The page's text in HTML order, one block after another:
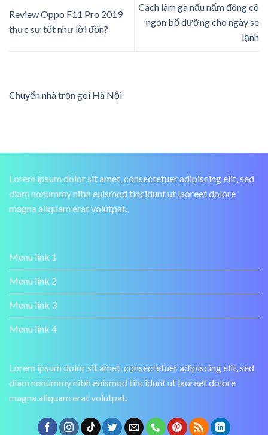
Review Oppo F11 Pro 2019
thực sự tốt như lời đồn?
Cách làm gà nấu nấm đông cô
ngon bổ dưỡng cho ngày se
lạnh
Chuyển nhà trọn gói Hà Nội
Lorem ipsum dolor sit amet, consectetuer adipiscing elit, sed
diam nonummy nibh euismod tincidunt ut laoreet dolore
magna aliquam erat volutpat.
Menu link 1
Menu link 2
Menu link 3
Menu link 4
Lorem ipsum dolor sit amet, consectetuer adipiscing elit, sed
diam nonummy nibh euismod tincidunt ut laoreet dolore
magna aliquam erat volutpat.